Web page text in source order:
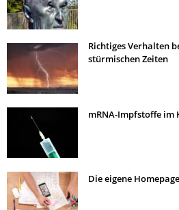
Richtiges Verhalten
stürmischen Zeiten
mRNA-Impfstoffe im
Die eigene